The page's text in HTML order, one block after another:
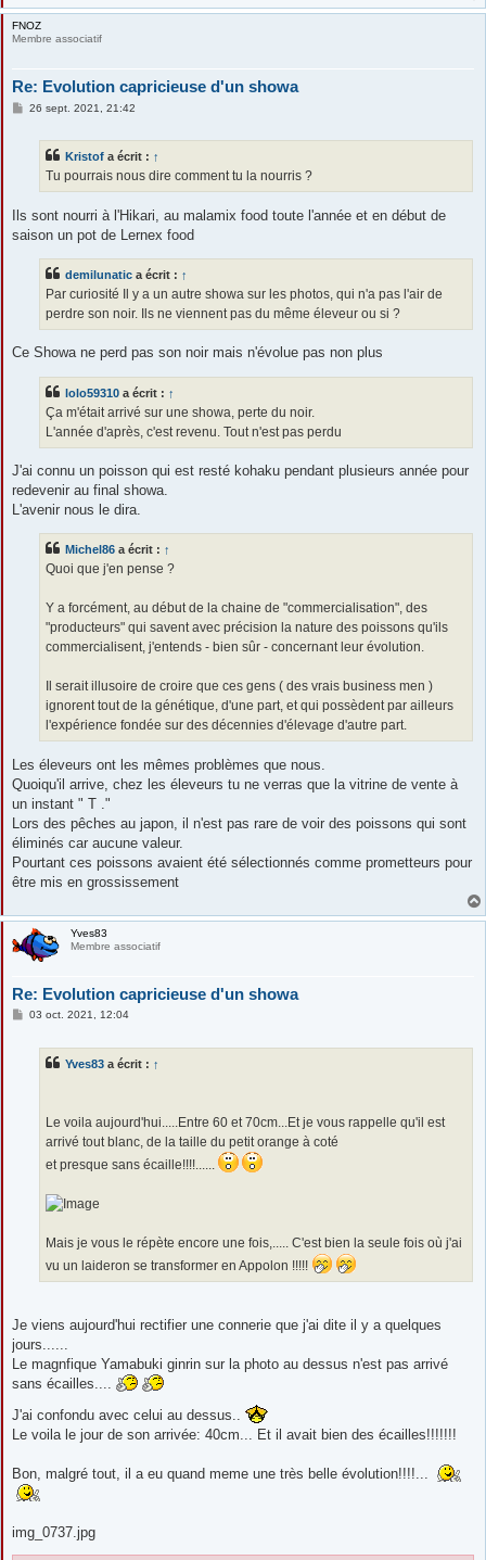
FNOZ
Membre associatif
Re: Evolution capricieuse d'un showa
M26 sept. 2021, 21:42
Kristof a écrit : ↑
Tu pourrais nous dire comment tu la nourris ?
Ils sont nourri à l'Hikari, au malamix food toute l'année et en début de
saison un pot de Lernex food
demilunatic a écrit : ↑
Par curiosité Il y a un autre showa sur les photos, qui n'a pas l'air de
perdre son noir. Ils ne viennent pas du même éleveur ou si ?
Ce Showa ne perd pas son noir mais n'évolue pas non plus
lolo59310 a écrit : ↑
Ça m'était arrivé sur une showa, perte du noir.
L'année d'après, c'est revenu. Tout n'est pas perdu
J'ai connu un poisson qui est resté kohaku pendant plusieurs année pour
redevenir au final showa.
L'avenir nous le dira.
Michel86 a écrit : ↑
Quoi que j'en pense ?
Y a forcément, au début de la chaine de "commercialisation", des
"producteurs" qui savent avec précision la nature des poissons qu'ils
commercialisent, j'entends - bien sûr - concernant leur évolution.
Il serait illusoire de croire que ces gens ( des vrais business men )
ignorent tout de la génétique, d'une part, et qui possèdent par ailleurs
l'expérience fondée sur des décennies d'élevage d'autre part.
Les éleveurs ont les mêmes problèmes que nous.
Quoiqu'il arrive, chez les éleveurs tu ne verras que la vitrine de vente à
un instant " T ."
Lors des pêches au japon, il n'est pas rare de voir des poissons qui sont
éliminés car aucune valeur.
Pourtant ces poissons avaient été sélectionnés comme prometteurs pour
être mis en grossissement
Yves83
Membre associatif
Re: Evolution capricieuse d'un showa
M03 oct. 2021, 12:04
Yves83 a écrit : ↑
Le voila aujourd'hui.....Entre 60 et 70cm...Et je vous rappelle qu'il est
arrivé tout blanc, de la taille du petit orange à coté
et presque sans écaille!!!!......
Mais je vous le répète encore une fois,..... C'est bien la seule fois où j'ai
vu un laideron se transformer en Appolon !!!!!
Je viens aujourd'hui rectifier une connerie que j'ai dite il y a quelques
jours......
Le magnfique Yamabuki ginrin sur la photo au dessus n'est pas arrivé
sans écailles....
J'ai confondu avec celui au dessus..
Le voila le jour de son arrivée: 40cm... Et il avait bien des écailles!!!!!!!
Bon, malgré tout, il a eu quand meme une très belle évolution!!!!...
img_0737.jpg